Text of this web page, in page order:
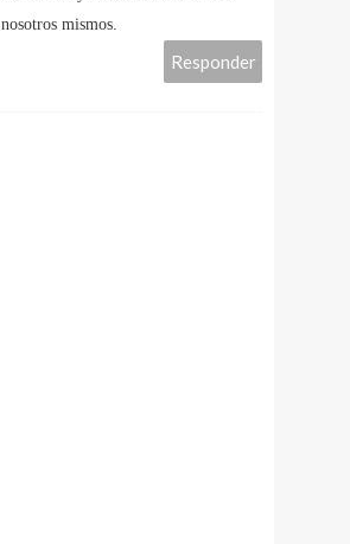
nosotros mismos.
Responder